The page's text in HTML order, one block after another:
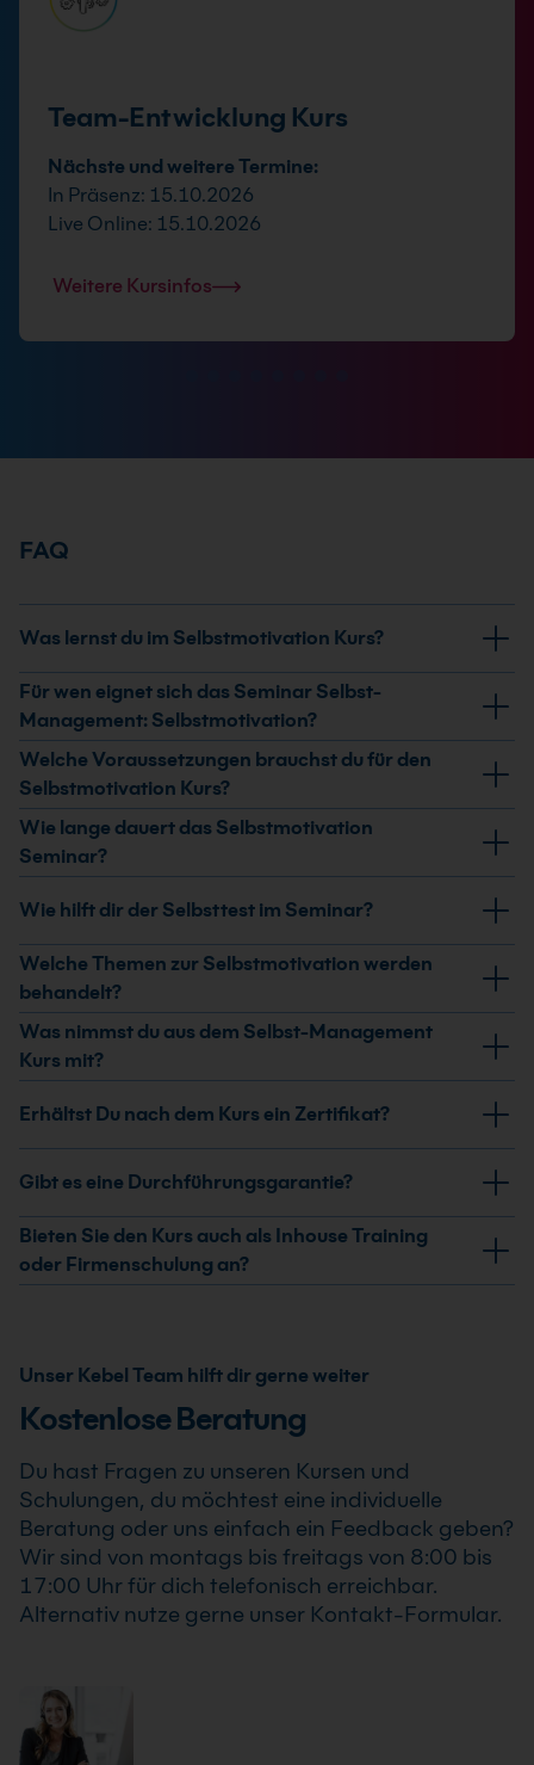
Team-Entwicklung Kurs
Nächste und weitere Termine:
In Präsenz: 15.10.2026
Live Online: 15.10.2026
Weitere Kursinfos
FAQ
Was lernst du im Selbstmotivation Kurs?
Du klärst, was Selbstmotivation bedeutet, analysierst
deinen eigenen Motivationsstand und erkennst
zentrale Stellschrauben für mehr Eigenantrieb im
Arbeitsalltag.
Für wen eignet sich das Seminar Selbst-
Management: Selbstmotivation?
Der Kurs eignet sich für Fach- und Führungskräfte
sowie Mitarbeitende, die ihre Selbstmotivation
reflektieren und zielgerichteter handeln möchten.
Welche Voraussetzungen brauchst du für den
Selbstmotivation Kurs?
Für die Teilnahme sind keine Vorkenntnisse
erforderlich. Du arbeitest mit Selbsttests,
Fallbeispielen und deiner eigenen beruflichen
Situation.
Wie lange dauert das Selbstmotivation
Seminar?
du Grundlagen, Selbstanalyse und deinen persönlichen
Weg zum Ziel.
Wie hilft dir der Selbsttest im Seminar?
Der Selbsttest dient der Bestandsaufnahme und
Orientierung. Du erkennst, wo deine Motivation aktuell
steht und welche Ansatzpunkte für dich relevant sind.
Welche Themen zur Selbstmotivation werden
behandelt?
Behandelt werden der eigene Motivationsstand, die
Grundlagen der Selbstmotivation, persönliche
Stellschrauben und konkrete Schritte zur
Zielerreichung.
Was nimmst du aus dem Selbst-Management
Kurs mit?
Motivationsmuster und formulierst deinen
persönlichen Weg zum Ziel. Der Fokus liegt auf
praktischer Anwendung im Alltag.
Erhältst Du nach dem Kurs ein Zertifikat?
Management: Selbstmotivation Kurs erhältst Du ein
Teilnahmezertifikat. Dieses bestätigt Deine erweiterten
Kenntnisse im professionellen Einsatz von Selbst-
Management: Selbstmotivation Kurs .
Gibt es eine Durchführungsgarantie?
Ja, wir garantieren die Durchführung aller von uns
bestätigten Termine. Der Selbst-Management:
Selbstmotivation Kurs findet auch bereits ab einem
Bieten Sie den Kurs auch als Inhouse Training
oder Firmenschulung an?
als Online-Firmenschulung durchgeführt werden.
Inhalte, Prozesse und Schwerpunkte passen wir
Unternehmens an.
Unser Kebel Team hilft dir gerne weiter
Kostenlose Beratung
Du hast Fragen zu unseren Kursen und
Schulungen, du möchtest eine individuelle
Beratung oder uns einfach ein Feedback geben?
Wir sind von montags bis freitags von 8:00 bis
17:00 Uhr für dich telefonisch erreichbar.
Alternativ nutze gerne unser Kontakt-Formular.